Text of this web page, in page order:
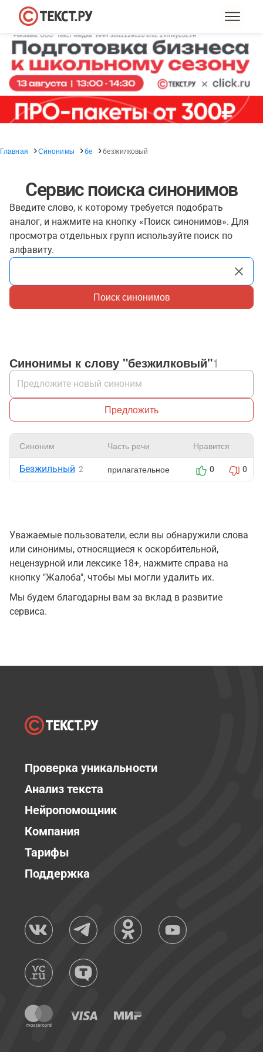
Главная Синонимы бе безжилковый
Сервис поиска синонимов
Введите слово, к которому требуется подобрать
аналог, и нажмите на кнопку «Поиск синонимов». Для
просмотра отдельных групп используйте поиск по
алфавиту.
Поиск синонимов
Синонимы к слову "безжилковый"1
Предложить
Синоним Часть речи Нравится
Безжильный 2 прилагательное 0 0
Уважаемые пользователи, если вы обнаружили слова
или синонимы, относящиеся к оскорбительной,
нецензурной или лексике 18+, нажмите справа на
кнопку "Жалоба", чтобы мы могли удалить их.
Мы будем благодарны вам за вклад в развитие
сервиса.
Проверка уникальности
Анализ текста
Нейропомощник
Компания
Тарифы
Поддержка